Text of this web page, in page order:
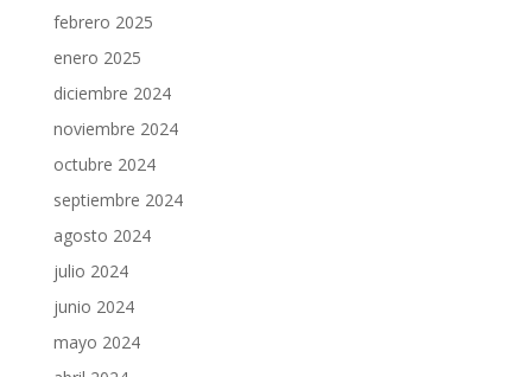
febrero 2025
enero 2025
diciembre 2024
noviembre 2024
octubre 2024
septiembre 2024
agosto 2024
julio 2024
junio 2024
mayo 2024